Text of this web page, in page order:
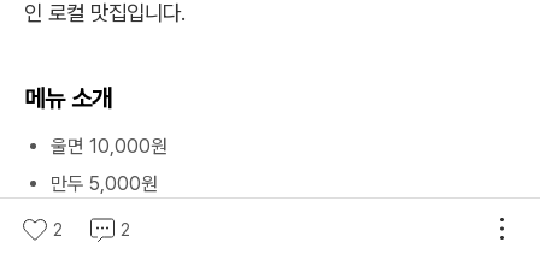
인 로컬 맛집입니다.
메뉴 소개
울면 10,000원
만두 5,000원
짬뽕밥 10,000원
2 2